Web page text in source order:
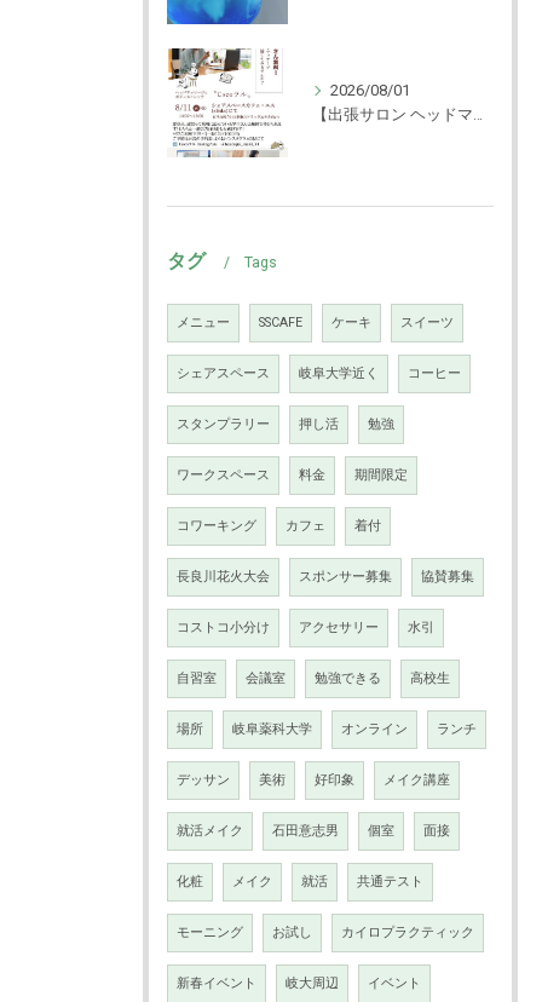
2026/08/01
タグ Tags
メニュー SSCAFE ケーキ スイーツ
シェアスペース 岐阜大学近く コーヒー
スタンプラリー 押し活 勉強
ワークスペース 料金 期間限定
コワーキング カフェ 着付
長良川花火大会 スポンサー募集 協賛募集
コストコ小分け アクセサリー 水引
自習室 会議室 勉強できる 高校生
場所 岐阜薬科大学 オンライン ランチ
デッサン 美術 好印象 メイク講座
就活メイク 石田意志男 個室 面接
化粧 メイク 就活 共通テスト
モーニング お試し カイロプラクティック
新春イベント 岐大周辺 イベント